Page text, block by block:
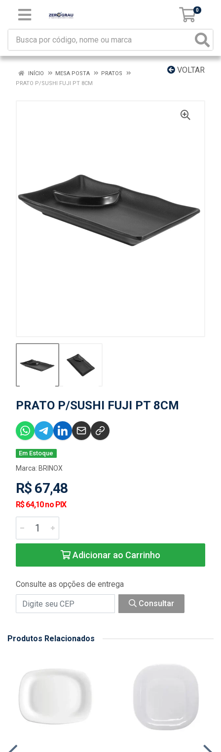
0
VOLTAR
INÍCIO MESA POSTA
PRATOS
PRATO P/SUSHI FUJI PT 8CM
PRATO P/SUSHI FUJI PT 8CM
Em Estoque
Marca: BRINOX
R$ 67,48
R$ 64,10 no PIX
Adicionar ao Carrinho
Consulte as opções de entrega
Consultar
Produtos Relacionados